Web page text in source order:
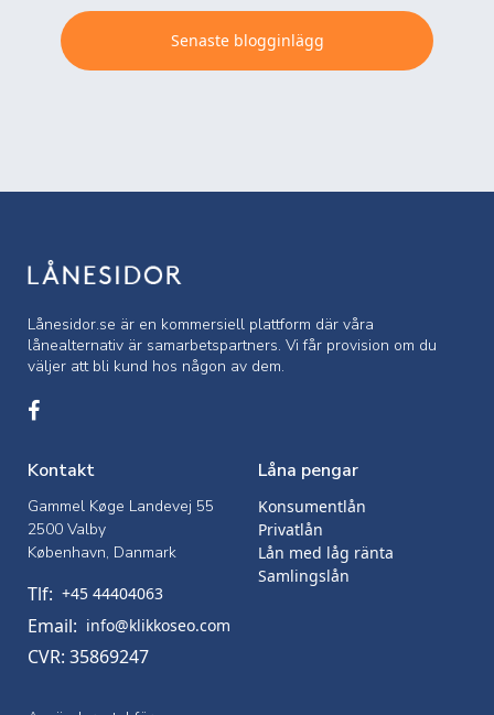
Senaste blogginlägg
Lånesidor.se är en kommersiell plattform där våra
lånealternativ är samarbetspartners. Vi får provision om du
väljer att bli kund hos någon av dem.
Kontakt
Gammel Køge Landevej 55
2500 Valby
København, Danmark
Tlf: +45 44404063
Email: info@klikkoseo.com
CVR: 35869247
Låna pengar
Konsumentlån
Privatlån
Lån med låg ränta
Samlingslån